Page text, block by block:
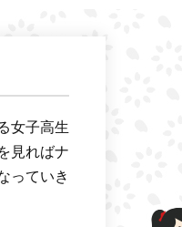
女子高生
見ればナ
っていき